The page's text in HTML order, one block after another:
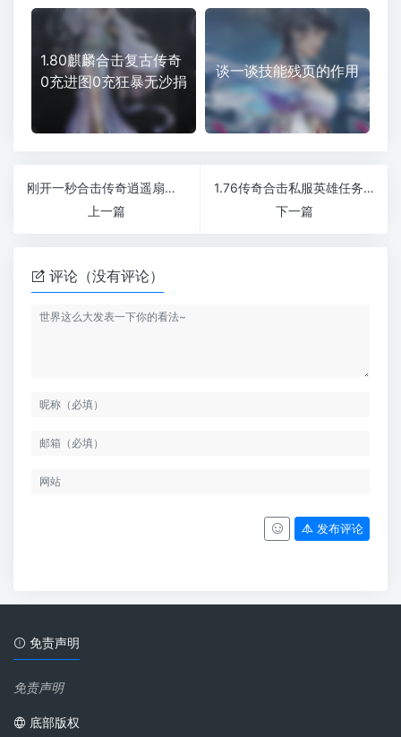
1.80麒麟合击复古传奇
0充进图0充狂暴无沙捐
谈一谈技能残页的作用
刚开一秒合击传奇逍遥扇是道士最好的武器装备吗
上一篇
1.76传奇合击私服英雄任务新手玩家的升级攻略
下一篇
评论（没有评论）
发布评论
免责声明
免责声明
底部版权